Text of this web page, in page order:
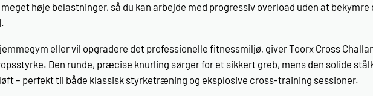
høje belastninger, så du kan arbejde med progressiv overload uden at bekymre
eller vil opgradere det professionelle fitnessmiljø, giver Toorx Cross
Den runde, præcise knurling sørger for et sikkert greb, mens den solide
– perfekt til både klassisk styrketræning og eksplosive cross-training sessioner.